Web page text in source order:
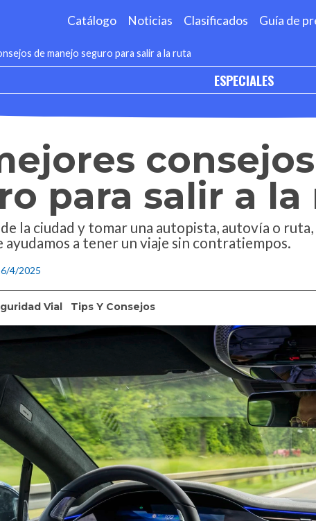
Catálogo Noticias Clasificados Guía de
de manejo seguro para salir a la ruta
ESPECIALES
para salir a la
la ciudad y tomar una autopista, autovía o
ayudamos a tener un viaje sin contratiempos.
4/2025
Vial Tips Y Consejos